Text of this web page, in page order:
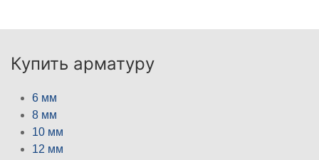
Купить арматуру
6 мм
8 мм
10 мм
12 мм